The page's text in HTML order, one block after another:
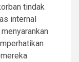
tindak
internal